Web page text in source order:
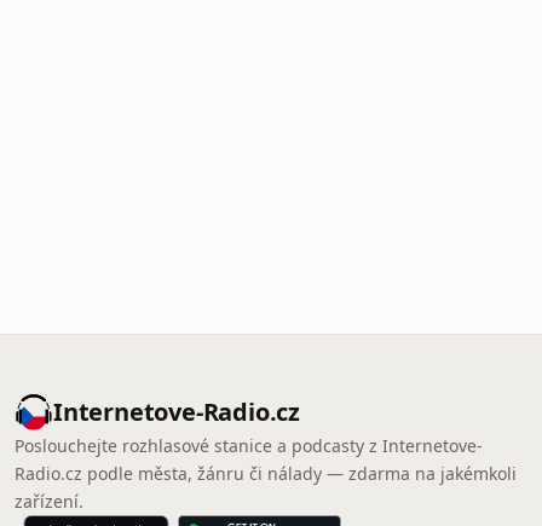
Internetove-Radio.cz
Poslouchejte rozhlasové stanice a podcasty z Internetove-
Radio.cz podle města, žánru či nálady — zdarma na jakémkoli
zařízení.